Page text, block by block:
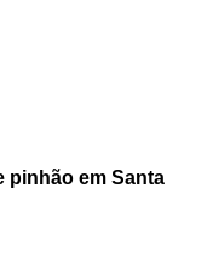
pinhão em Santa